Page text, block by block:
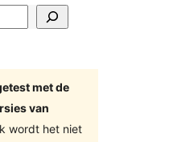
met de
van
wordt het niet